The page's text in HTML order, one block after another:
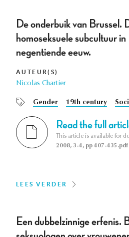
De onderbuik van Brussel.
homoseksuele subcultuur
negentiende eeuw.
AUTEUR(S)
Nicolas Chartier
Gender 19th century
Read the full
This article is available for
2008, 3-4, pp 407-435.pdf
LEES VERDER
Een dubbelzinnige erfenis.